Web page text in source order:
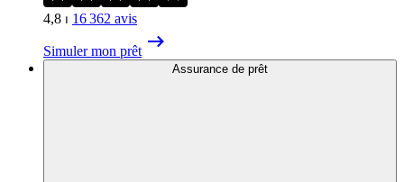
4,8 ⏐ 16 362 avis
Simuler mon prêt
Assurance de prêt